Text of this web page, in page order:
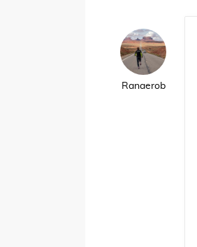
Ranaerob